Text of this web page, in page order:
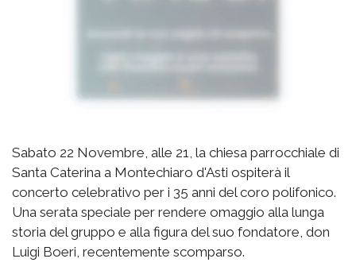
Sabato 22 Novembre, alle 21, la chiesa parrocchiale di
Santa Caterina a Montechiaro d'Asti ospiterà il
concerto celebrativo per i 35 anni del coro polifonico.
Una serata speciale per rendere omaggio alla lunga
storia del gruppo e alla figura del suo fondatore, don
Luigi Boeri, recentemente scomparso.